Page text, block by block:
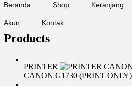
Beranda Shop Keranjang
Akun Kontak
Products
PRINTER
CANON G1730 (PRINT ONLY)